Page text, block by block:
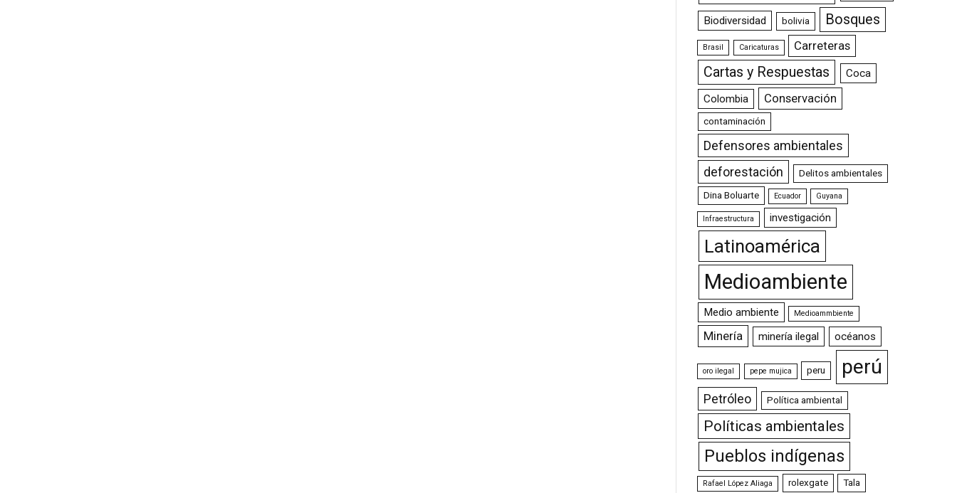
Biodiversidad bolivia Bosques
Brasil Caricaturas Carreteras
Cartas y Respuestas
Coca
Colombia
Conservación
contaminación
Defensores ambientales
deforestación
Delitos ambientales
Dina Boluarte Ecuador Guyana
Infraestructura investigación
Latinoamérica
Medioambiente
Medio ambiente Medioammbiente
Minería minería ilegal océanos
oro ilegal pepe mujica peru perú
Petróleo Política ambiental
Políticas ambientales
Pueblos indígenas
Rafael López Aliaga rolexgate Tala